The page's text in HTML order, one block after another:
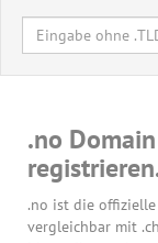
.no
.no ist die offizielle
vergleichbar mit